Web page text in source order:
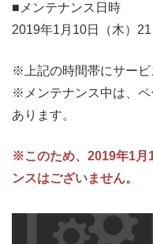
■メンテナンス日時
2019年1月10日（木）
※上記の時間帯にサービ
※メンテナンス中は、
あります。
※このため、2019年1月
ンスはございません。